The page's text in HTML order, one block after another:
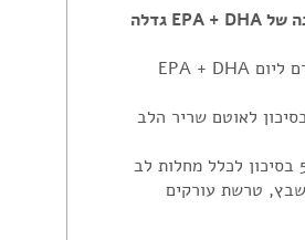
שלEPA + DHA גדלה
תוספת של 1 גרם ליום EPA + DHA
של 9% בסיכון לאוטם שריר הלב
ירידה של 5.8% בסיכון לכלל מחלות לב
שבץ, טרשת עורקים